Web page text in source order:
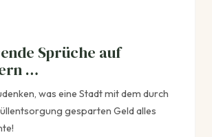
Sprüche auf
…
was eine Stadt mit dem durch
gesparten Geld alles